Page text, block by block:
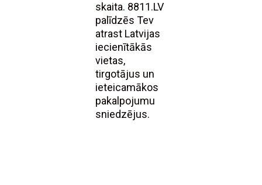
skaita. 8811.LV
palīdzēs Tev
atrast Latvijas
iecienītākās
vietas,
tirgotājus un
ieteicamākos
pakalpojumu
sniedzējus.